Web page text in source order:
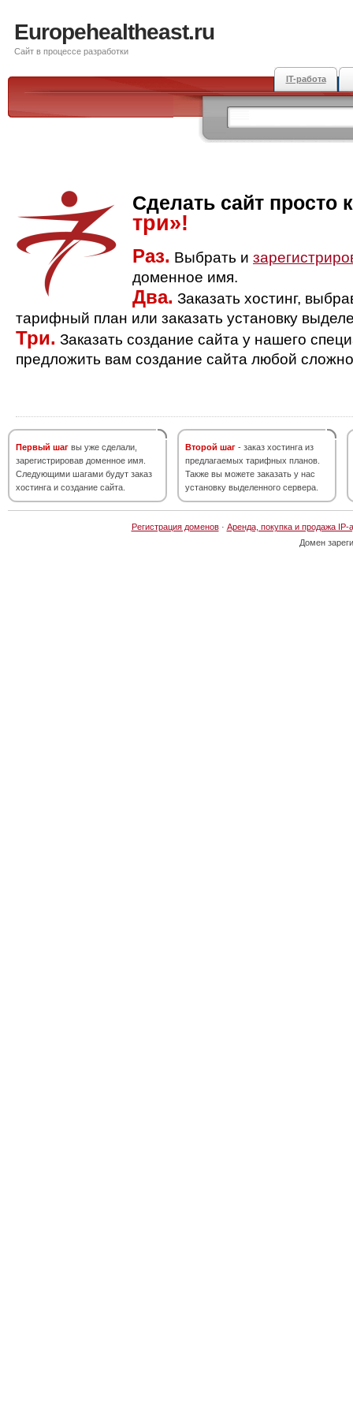
Europehealtheast.ru
Сайт в процессе разработки
IT-работа
Сделать сайт просто
три»!
Раз. Выбрать и
доменное имя.
Два. Заказать хостинг,
тарифный план или заказать установку
Три. Заказать создание сайта у нашего
предложить вам создание сайта любой
Первый шаг вы уже сделали,
зарегистрировав доменное имя.
Следующими шагами будут заказ
хостинга и создание сайта.
Второй шаг - заказ хостинга из
предлагаемых тарифных планов.
Также вы можете заказать у нас
установку выделенного сервера.
Регистрация доменов· Аренда, покупка и продажа IP-
Домен